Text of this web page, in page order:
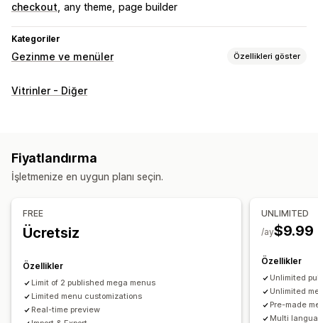
checkout any theme page builder
Kategoriler
Gezinme ve menüler Özellikleri göster
Menü tarzı
Göz atma
İçerik haritaları
Sonsuz kaydırma
Özelleştirme
Sürükle ve bırak düzenleyicisi
Görsel boyutu
Özel CSS
Vitrinler - Diğer
Fiyatlandırma
İşletmenize en uygun planı seçin.
FREE
Ücretsiz
Özellikler
Limit of 2 published mega menus
Limited menu customizations
Real-time preview
UNLIMITED
$9.99
/ay
Özellikler
Unlimited
Unlimited
Pre-made
Multi